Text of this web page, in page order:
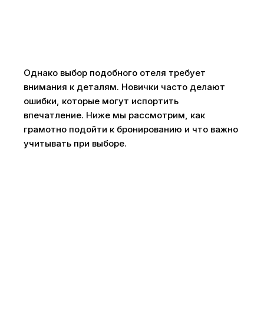
Однако выбор подобного отеля требует
внимания к деталям. Новички часто делают
ошибки, которые могут испортить
впечатление. Ниже мы рассмотрим, как
грамотно подойти к бронированию и что важно
учитывать при выборе.